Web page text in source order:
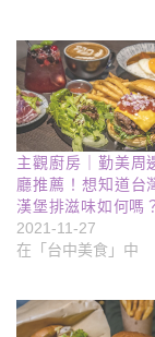
主觀廚房｜勤美周
廳推薦！想知道台
漢堡排滋味如何嗎
2021-11-27
在「台中美食」中